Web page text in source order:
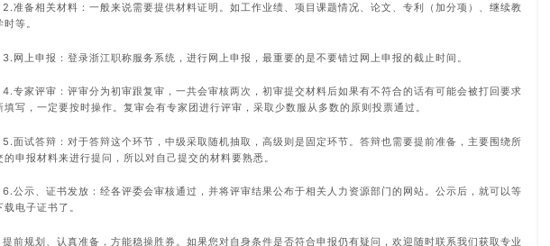
2.准备相关材料：一般来说需要提供材料证明。如工作业绩、项目课题情况、论文、专利（加分项）、继续教
等。
3.网上申报：登录浙江职称服务系统，进行网上申报，最重要的是不要错过网上申报的截止时间。
4.专家评审：评审分为初审跟复审，一共会审核两次，初审提交材料后如果有不符合的话有可能会被打回要求
填写，一定要按时操作。复审会有专家团进行评审，采取少数服从多数的原则投票通过。
5.面试答辩：对于答辩这个环节，中级采取随机抽取，高级则是固定环节。答辩也需要提前准备，主要围绕所
的申报材料来进行提问，所以对自己提交的材料要熟悉。
6.公示、证书发放：经各评委会审核通过，并将评审结果公布于相关人力资源部门的网站。公示后，就可以等
载电子证书了。
提前规划、认真准备，方能稳操胜券。如果您对自身条件是否符合申报仍有疑问，欢迎随时联系我们获取专业